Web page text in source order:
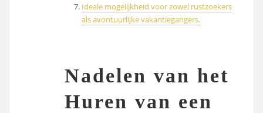
Ideale mogelijkheid voor zowel rustzoekers
als avontuurlijke vakantiegangers.
Nadelen van het
Huren van een